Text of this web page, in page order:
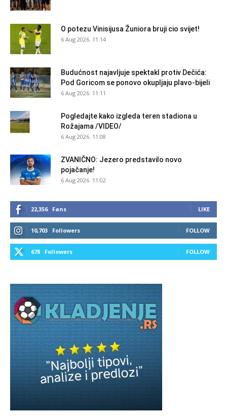
O potezu Vinisijusa Žuniora bruji cio svijet!
6 Aug 2026. 11:14
Budućnost najavljuje spektakl protiv Dečića:
Pod Goricom se ponovo okupljaju plavo-bijeli
6 Aug 2026. 11:11
Pogledajte kako izgleda teren stadiona u
Rožajama /VIDEO/
6 Aug 2026. 11:08
ZVANIČNO: Jezero predstavilo novo
pojačanje!
6 Aug 2026. 11:02
22,356 Fans LIKE
10,703 Followers FOLLOW
678 Followers FOLLOW